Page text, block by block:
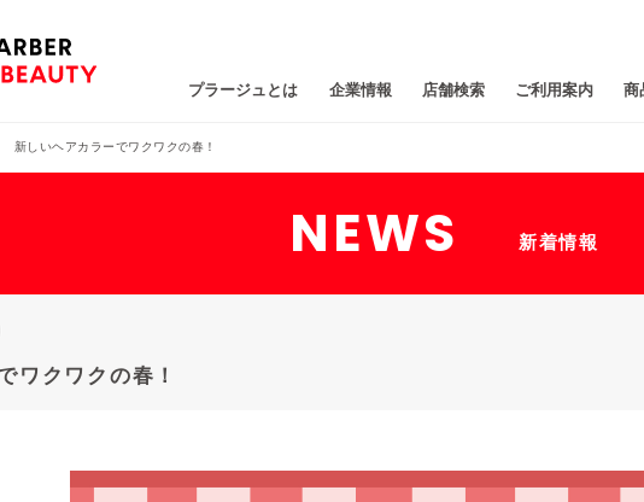
プラージュとは 企業情報 店舗検索 ご利用案内 商
新しいヘアカラーでワクワクの春！
NEWS 新着情報
ワクワクの春！